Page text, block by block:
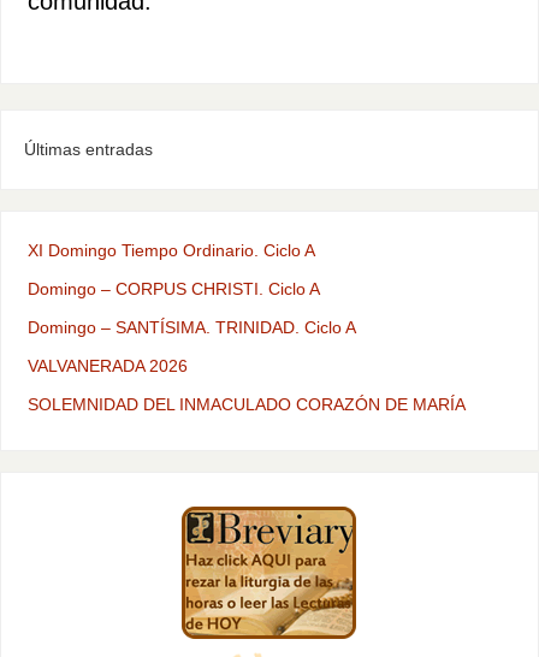
Últimas entradas
XI Domingo Tiempo Ordinario. Ciclo A
Domingo – CORPUS CHRISTI. Ciclo A
Domingo – SANTÍSIMA. TRINIDAD. Ciclo A
VALVANERADA 2026
SOLEMNIDAD DEL INMACULADO CORAZÓN DE MARÍA